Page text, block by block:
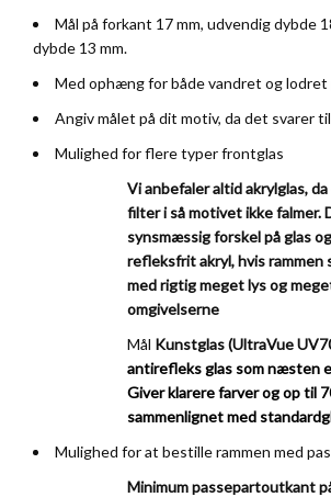
Mål på forkant 17 mm, udvendig dybde
dybde 13 mm.
Med ophæng for både vandret og lodret
Angiv målet på dit motiv, da det svarer
Mulighed for flere typer frontglas
Vi anbefaler altid akrylglas,
filter i så motivet ikke falmer.
synsmæssig forskel på glas
refleksfrit akryl, hvis
med rigtig meget lys og
omgivelserne
Mål Kunstglas (UltraVue
antirefleks glas som næsten
Giver klarere farver og op til
sammenlignet med
Mulighed for at bestille rammen med
Minimum passepartoutkant